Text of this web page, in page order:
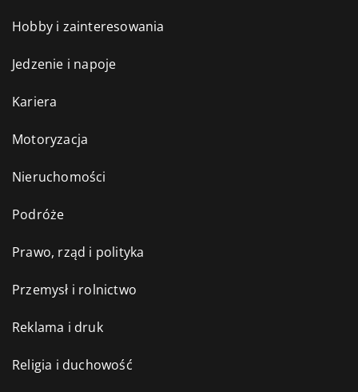
Hobby i zainteresowania
Jedzenie i napoje
Kariera
Motoryzacja
Nieruchomości
Podróże
Prawo, rząd i polityka
Przemysł i rolnictwo
Reklama i druk
Religia i duchowość